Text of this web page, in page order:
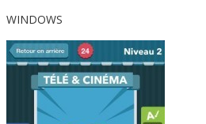
WINDOWS